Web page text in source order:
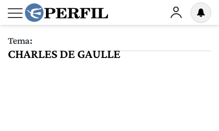
Tema:
CHARLES DE GAULLE